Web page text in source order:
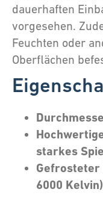
dauerhaften
vorgesehen.
Feuchten oder
Oberflächen
starkes
Gefrosteter
6000 Kelvin)